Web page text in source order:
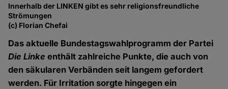
Innerhalb der LINKEN gibt es sehr religionsfreundliche
Strömungen
(c) Florian Chefai
Das aktuelle Bundestagswahlprogramm der Partei
Die Linke enthält zahlreiche Punkte, die auch von
den säkularen Verbänden seit langem gefordert
werden. Für Irritation sorgte hingegen ein